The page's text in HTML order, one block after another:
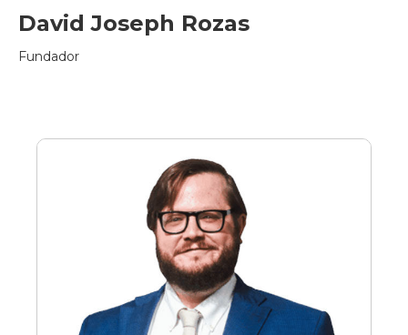
David Joseph Rozas
Fundador